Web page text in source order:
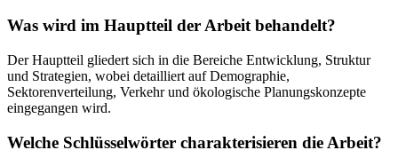
Was wird im Hauptteil der Arbeit behandelt?
Der Hauptteil gliedert sich in die Bereiche Entwicklung, Struktur
und Strategien, wobei detailliert auf Demographie,
Sektorenverteilung, Verkehr und ökologische Planungskonzepte
eingegangen wird.
Welche Schlüsselwörter charakterisieren die Arbeit?